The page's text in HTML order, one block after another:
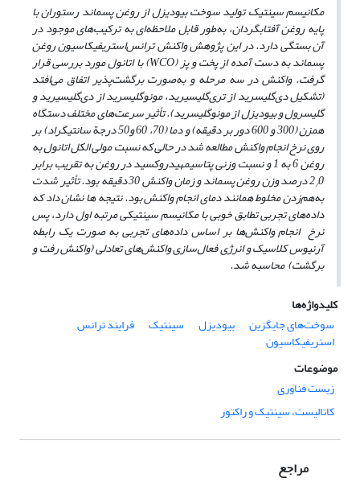
مکانیسم سینتیک تولید سوخت بیودیزل از روغن پسماند رستوران با
پایه روغن آفتابگردان، به‌طور قابل ملاحظه‌ای به ترکیب‌های موجود در
آن بستگی دارد.در این پژوهش واکنش ترانس‌استریفیکاسیون روغن
پسماند به دست آمده از پخت و پز(WCO) با اتانول مورد بررسی قرار
گرفت. واکنش در سه مرحله و به‌صورت برگشت‌پذیر اتفاق می‌افتد
(تشکیل دی‌گلیسرید از تری‌گلیسیرید، مونو‌گلیسرید از دی‌گلیسیرید و
گلیسرول و بیودیزل از مونو‌گلیسرید). تأثیرسرعت‌های مختلف دستگاه
همزن (300 و 600 دور بر دقیقه) و دما (70، 60 و50 درجة سانتیگراد) بر
روی نرخ انجام واکنش مطالعه شد در حالی که نسبت مولی الکل اتانول به
روغن 6 به 1 و نسبت وزنی پتاسیمهیدروکسیددر روغن به تقریب برابر
2/ 0 درصد وزن روغن پسماند و زمان واکنش 30 دقیقه بود. تأثیر شدت
به‌هم‌زدن مخلوط همانند دمای انجام واکنش بود. نتیجه‌ ها نشان داد که
داده‌های تجربی تطابق خوبی با مکانیسم سینتیکی مرتبه اول دارد، پس
نرخ انجام واکنش‌هابر اساس داده‌های تجربیبه ‌صورت یک رابطه
آرنیوس کلاسیک وانرژی فعال‌سازی واکنش‌های تعادلی (واکنش رفت و
برگشت) محاسبه شد.
کلیدواژه‌ها
سوخت‌های جایگزین
بیودیزل سینتیک فرایند ترانس
‌استریفیکاسیون
موضوعات
زیست فناوری
کاتالیست، سینتیک و راکتور
مراجع